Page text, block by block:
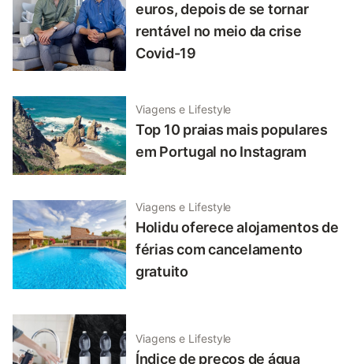
euros, depois de se tornar
rentável no meio da crise
Covid-19
Viagens e Lifestyle
Top 10 praias mais populares
em Portugal no Instagram
Viagens e Lifestyle
Holidu oferece alojamentos de
férias com cancelamento
gratuito
Viagens e Lifestyle
Índice de preços de água